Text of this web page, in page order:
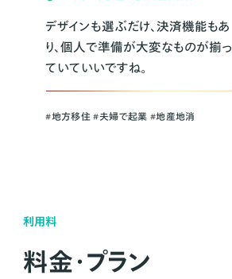
デザインも選ぶだけ、決済機能もあ
り、個人で準備が大変なものが揃っ
ていていいですね。
#地方移住 #夫婦で起業 #地産地消
利用料
料金・プラン